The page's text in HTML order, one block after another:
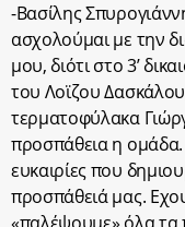
-Βασίλης
ασχολούμαι με την
μου, διότι στο 3’
του Λοϊζου
τερματοφύλακα
προσπάθεια η ομάδα.
ευκαιρίες που
προσπάθειά μας.